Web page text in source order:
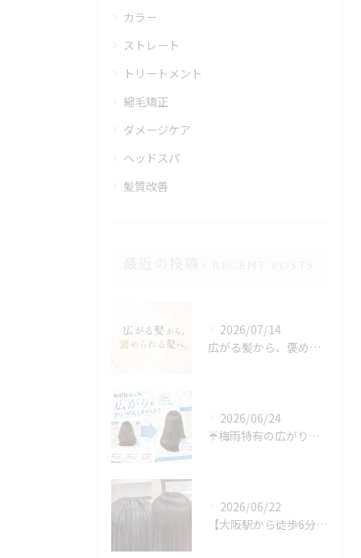
カラー
ストレート
トリートメント
縮毛矯正
ダメージケア
ヘッドスパ
髪質改善
2026/07/14
広がる髪から、褒められる髪へ。
2026/06/24
☔️梅雨特有の広がり、諦めていませんか？☔️
2026/06/22
【大阪駅から徒歩6分】縮毛矯正専門店の美容院で叶える梅雨のうねり対策